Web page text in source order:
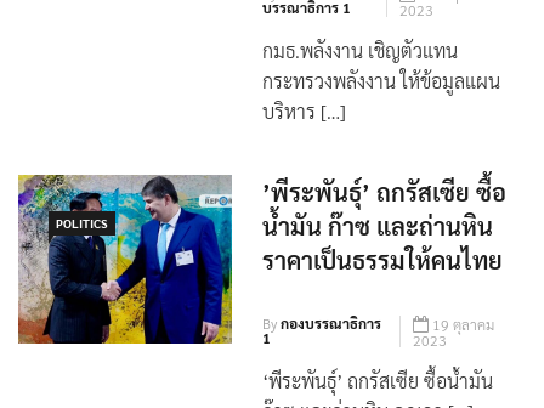
Byกอง
บรรณาธิการ 1
21 พฤศจิกายน
2023
กมธ.พลังงาน เชิญตัวแทน
POLITICS
’พีระพันธุ์’ ถกรัสเซีย ซื้อ
น้ำมัน ก๊าซ และถ่านหิน
ราคาเป็นธรรมให้คนไทย
Byกองบรรณาธิการ
19 ตุลาคม
2023